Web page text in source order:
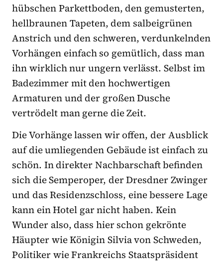
hübschen Parkettboden, den gemusterten,
hellbraunen Tapeten, dem salbeigrünen
Anstrich und den schweren, verdunkelnden
Vorhängen einfach so gemütlich, dass man
ihn wirklich nur ungern verlässt. Selbst im
Badezimmer mit den hochwertigen
Armaturen und der großen Dusche
vertrödelt man gerne die Zeit.
Die Vorhänge lassen wir offen, der Ausblick
auf die umliegenden Gebäude ist einfach zu
schön. In direkter Nachbarschaft befinden
sich die Semperoper, der Dresdner Zwinger
und das Residenzschloss, eine bessere Lage
kann ein Hotel gar nicht haben. Kein
Wunder also, dass hier schon gekrönte
Häupter wie Königin Silvia von Schweden,
Politiker wie Frankreichs Staatspräsident